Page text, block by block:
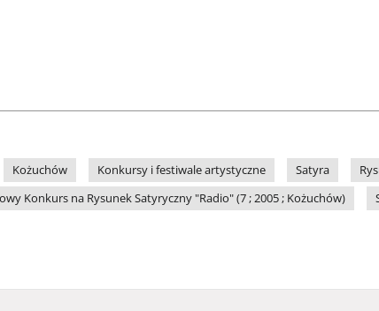
Kożuchów Konkursy i festiwale artystyczne Satyra
Konkurs na Rysunek Satyryczny "Radio" (7 ; 2005 ; Kożuchów)